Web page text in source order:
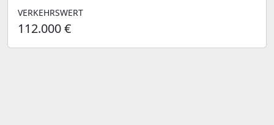
VERKEHRSWERT
112.000 €